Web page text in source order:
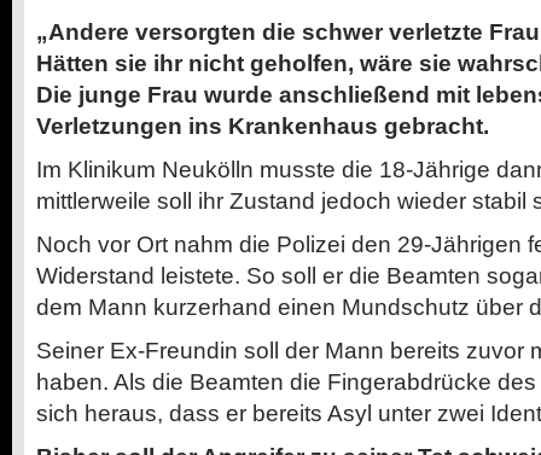
„Andere versorgten die schwer verletzte
Hätten sie ihr nicht geholfen, wäre sie
Die junge Frau wurde anschließend mit
Verletzungen ins Krankenhaus gebracht.
Im Klinikum Neukölln musste die 18-Jährige
mittlerweile soll ihr Zustand jedoch wieder stabil
Noch vor Ort nahm die Polizei den 29-Jährigen
Widerstand leistete. So soll er die Beamten
dem Mann kurzerhand einen Mundschutz über
Seiner Ex-Freundin soll der Mann bereits zuvor
haben. Als die Beamten die Fingerabdrücke
sich heraus, dass er bereits Asyl unter zwei